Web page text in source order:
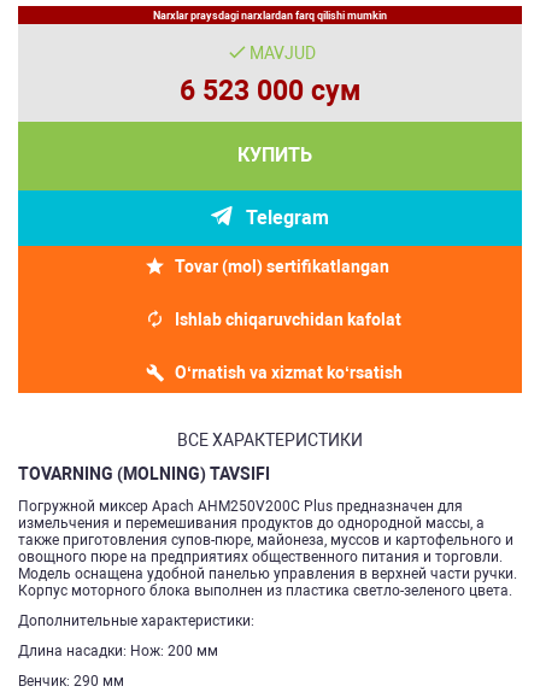
Narxlar praysdagi narxlardan farq qilishi mumkin
MAVJUD
6 523 000 сум
КУПИТЬ
Telegram
Tovar (mol) sertifikatlangan
Ishlab chiqaruvchidan kafolat
O‘rnatish va xizmat ko‘rsatish
ВСЕ ХАРАКТЕРИСТИКИ
TOVARNING (MOLNING) TAVSIFI
Погружной миксер Apach AHM250V200C Plus предназначен для
измельчения и перемешивания продуктов до однородной массы, а
также приготовления супов-пюре, майонеза, муссов и картофельного и
овощного пюре на предприятиях общественного питания и торговли.
Модель оснащена удобной панелью управления в верхней части ручки.
Корпус моторного блока выполнен из пластика светло-зеленого цвета.
Дополнительные характеристики:
Длина насадки: Нож: 200 мм
Венчик: 290 мм